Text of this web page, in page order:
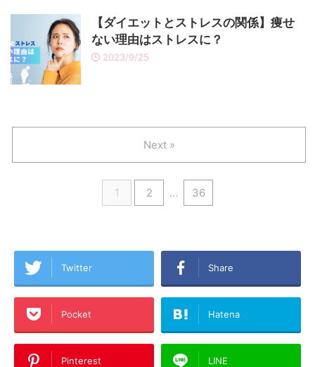
【ダイエットとストレスの関係】痩せ
ない理由はストレスに？
2023/9/25
1 2 … 36
Next »
Twitter Share
Pocket Hatena
Pinterest LINE